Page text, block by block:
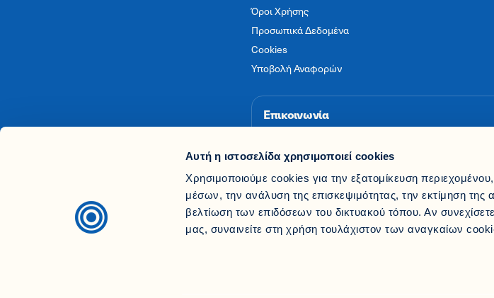
Αυτή η ιστοσελίδα χρησιμοποιεί cookies
Χρησιμοποιούμε cookies για την εξατομίκευση
μέσων, την ανάλυση της επισκεψιμότητας, την εκτίμηση της
βελτίωση των επιδόσεων του δικτυακού τόπου. Αν
μας, συναινείτε στη χρήση τουλάχιστον των αναγκαίων
Όροι Χρήσης
Προσωπικά Δεδομένα
Cookies
Υποβολή Αναφορών
Επικοινωνία
contact@ethnikiasfalistiki.gr